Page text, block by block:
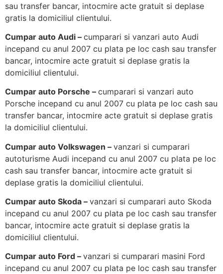
sau transfer bancar, intocmire acte gratuit si deplase
gratis la domiciliul clientului.
Cumpar auto Audi – cumparari si vanzari auto Audi
incepand cu anul 2007 cu plata pe loc cash sau transfer
bancar, intocmire acte gratuit si deplase gratis la
domiciliul clientului.
Cumpar auto Porsche – cumparari si vanzari auto
Porsche incepand cu anul 2007 cu plata pe loc cash sau
transfer bancar, intocmire acte gratuit si deplase gratis
la domiciliul clientului.
Cumpar auto Volkswagen – vanzari si cumparari
autoturisme Audi incepand cu anul 2007 cu plata pe loc
cash sau transfer bancar, intocmire acte gratuit si
deplase gratis la domiciliul clientului.
Cumpar auto Skoda – vanzari si cumparari auto Skoda
incepand cu anul 2007 cu plata pe loc cash sau transfer
bancar, intocmire acte gratuit si deplase gratis la
domiciliul clientului.
Cumpar auto Ford – vanzari si cumparari masini Ford
incepand cu anul 2007 cu plata pe loc cash sau transfer